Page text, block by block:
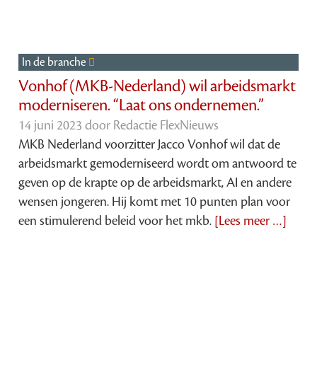
In de branche
Vonhof (MKB-Nederland) wil arbeidsmarkt
moderniseren. “Laat ons ondernemen.”
14 juni 2023 door Redactie FlexNieuws
MKB Nederland voorzitter Jacco Vonhof wil dat de
arbeidsmarkt gemoderniseerd wordt om antwoord te
geven op de krapte op de arbeidsmarkt, AI en andere
wensen jongeren. Hij komt met 10 punten plan voor
een stimulerend beleid voor het mkb. [Lees meer …]